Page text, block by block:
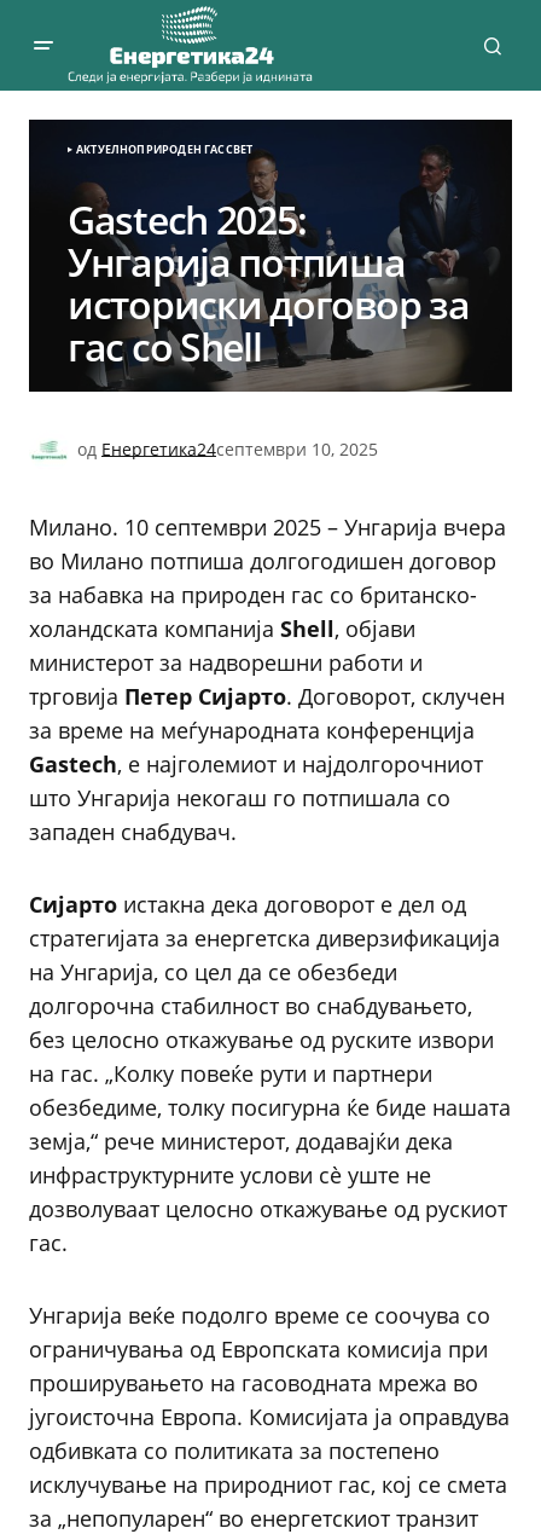
АКТУЕЛНОПРИРОДЕН ГАССВЕТ
Gastech 2025:
Унгарија потпиша
историски договор за
гас со Shell
од Енергетика24септември 10, 2025
Милано. 10 септември 2025 – Унгарија вчера
во Милано потпиша долгогодишен договор
за набавка на природен гас со британско-
холандската компанија Shell, објави
министерот за надворешни работи и
трговија Петер Сијарто. Договорот, склучен
за време на меѓународната конференција
Gastech, е најголемиот и најдолгорочниот
што Унгарија некогаш го потпишала со
западен снабдувач.
Сијарто истакна дека договорот е дел од
стратегијата за енергетска диверзификација
на Унгарија, со цел да се обезбеди
долгорочна стабилност во снабдувањето,
без целосно откажување од руските извори
на гас. „Колку повеќе рути и партнери
обезбедиме, толку посигурна ќе биде нашата
земја,“ рече министерот, додавајќи дека
инфраструктурните услови сè уште не
дозволуваат целосно откажување од рускиот
гас.
Унгарија веќе подолго време се соочува со
ограничувања од Европската комисија при
проширувањето на гасоводната мрежа во
југоисточна Европа. Комисијата ја оправдува
одбивката со политиката за постепено
исклучување на природниот гас, кој се смета
за „непопуларен“ во енергетскиот транзит